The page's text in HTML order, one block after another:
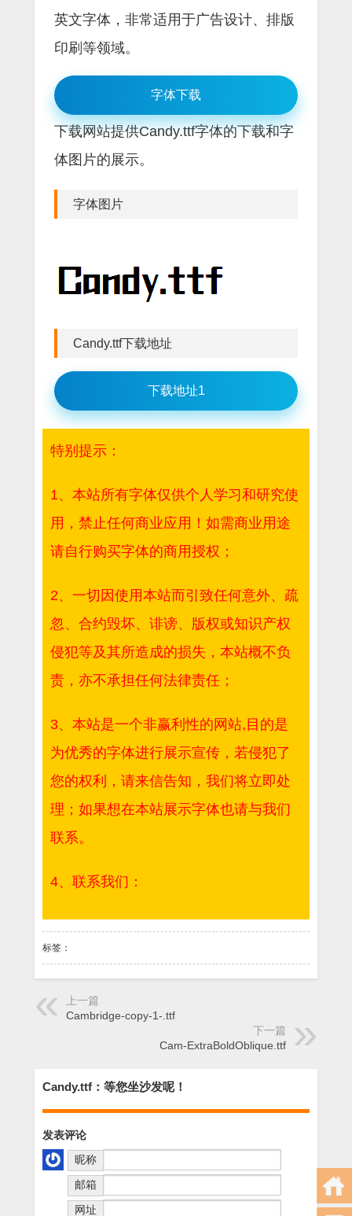
英文字体，非常适用于广告设计、排版
印刷等领域。
字体下载
下载网站提供Candy.ttf字体的下载和字
体图片的展示。
字体图片
Candy.ttf下载地址
下载地址1
特别提示：
1、本站所有字体仅供个人学习和研究使
用，禁止任何商业应用！如需商业用途
请自行购买字体的商用授权；
2、一切因使用本站而引致任何意外、疏
忽、合约毁坏、诽谤、版权或知识产权
侵犯等及其所造成的损失，本站概不负
责，亦不承担任何法律责任；
3、本站是一个非赢利性的网站,目的是
为优秀的字体进行展示宣传，若侵犯了
您的权利，请来信告知，我们将立即处
理；如果想在本站展示字体也请与我们
联系。
4、联系我们：
标签：
上一篇
Cambridge-copy-1-.ttf
下一篇
Cam-ExtraBoldOblique.ttf
Candy.ttf：等您坐沙发呢！
发表评论
昵称
邮箱
网址